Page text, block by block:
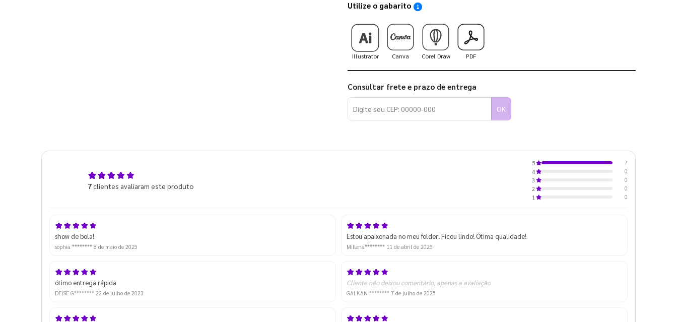
Utilize o gabarito Saiba como utilizar os nossos gabaritos
Illustrator Canva Corel Draw PDF
Consultar frete e prazo de entrega
OK
7clientes avaliaram este produto
5
7
4
0
3
0
2
0
1
0
show de bola!
sophia ******** 8 de maio de 2025
Estou apaixonada no meu folder! Ficou lindo! Ótima qualidade!
Millena******** 11 de abril de 2025
ótimo entrega rápida
DEISE G******** 22 de julho de 2023
Cliente não deixou comentário, apenas a avaliação
GALKAN ******** 7 de julho de 2025